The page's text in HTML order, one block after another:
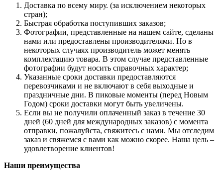
Доставка по всему миру. (за исключением некоторых
стран);
Быстрая обработка поступивших заказов;
Фотографии, представленные на нашем сайте, сделаны
нами или предоставлены производителями. Но в
некоторых случаях производитель может менять
комплектацию товара. В этом случае представленные
фотографии будут носить справочных характер;
Указанные сроки доставки предоставляются
перевозчиками и не включают в себя выходные и
праздничные дни. В пиковые моменты (перед Новым
Годом) сроки доставки могут быть увеличены.
Если вы не получили оплаченный заказ в течение 30
дней (60 дней для международных заказов) с момента
отправки, пожалуйста, свяжитесь с нами. Мы отследим
заказ и свяжемся с вами как можно скорее. Наша цель –
удовлетворение клиентов!
Наши преимущества